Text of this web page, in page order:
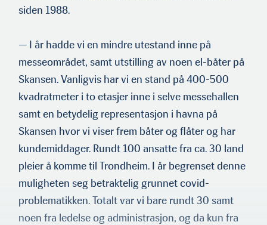
siden 1988.
— I år hadde vi en mindre utestand inne på
messeområdet, samt utstilling av noen el-båter på
Skansen. Vanligvis har vi en stand på 400-500
kvadratmeter i to etasjer inne i selve messehallen
samt en betydelig representasjon i havna på
Skansen hvor vi viser frem båter og flåter og har
kundemiddager. Rundt 100 ansatte fra ca. 30 land
pleier å komme til Trondheim. I år begrenset denne
muligheten seg betraktelig grunnet covid-
problematikken. Totalt var vi bare rundt 30 samt
noen fra ledelse og administrasjon, og da kun fra